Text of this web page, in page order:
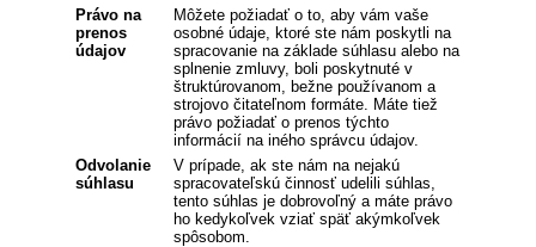
Právo na
prenos
údajov
Môžete požiadať o to, aby vám vaše
osobné údaje, ktoré ste nám poskytli na
spracovanie na základe súhlasu alebo na
splnenie zmluvy, boli poskytnuté v
štruktúrovanom, bežne používanom a
strojovo čitateľnom formáte. Máte tiež
právo požiadať o prenos týchto
informácií na iného správcu údajov.
Odvolanie
súhlasu
V prípade, ak ste nám na nejakú
spracovateľskú činnosť udelili súhlas,
tento súhlas je dobrovoľný a máte právo
ho kedykoľvek vziať späť akýmkoľvek
spôsobom.